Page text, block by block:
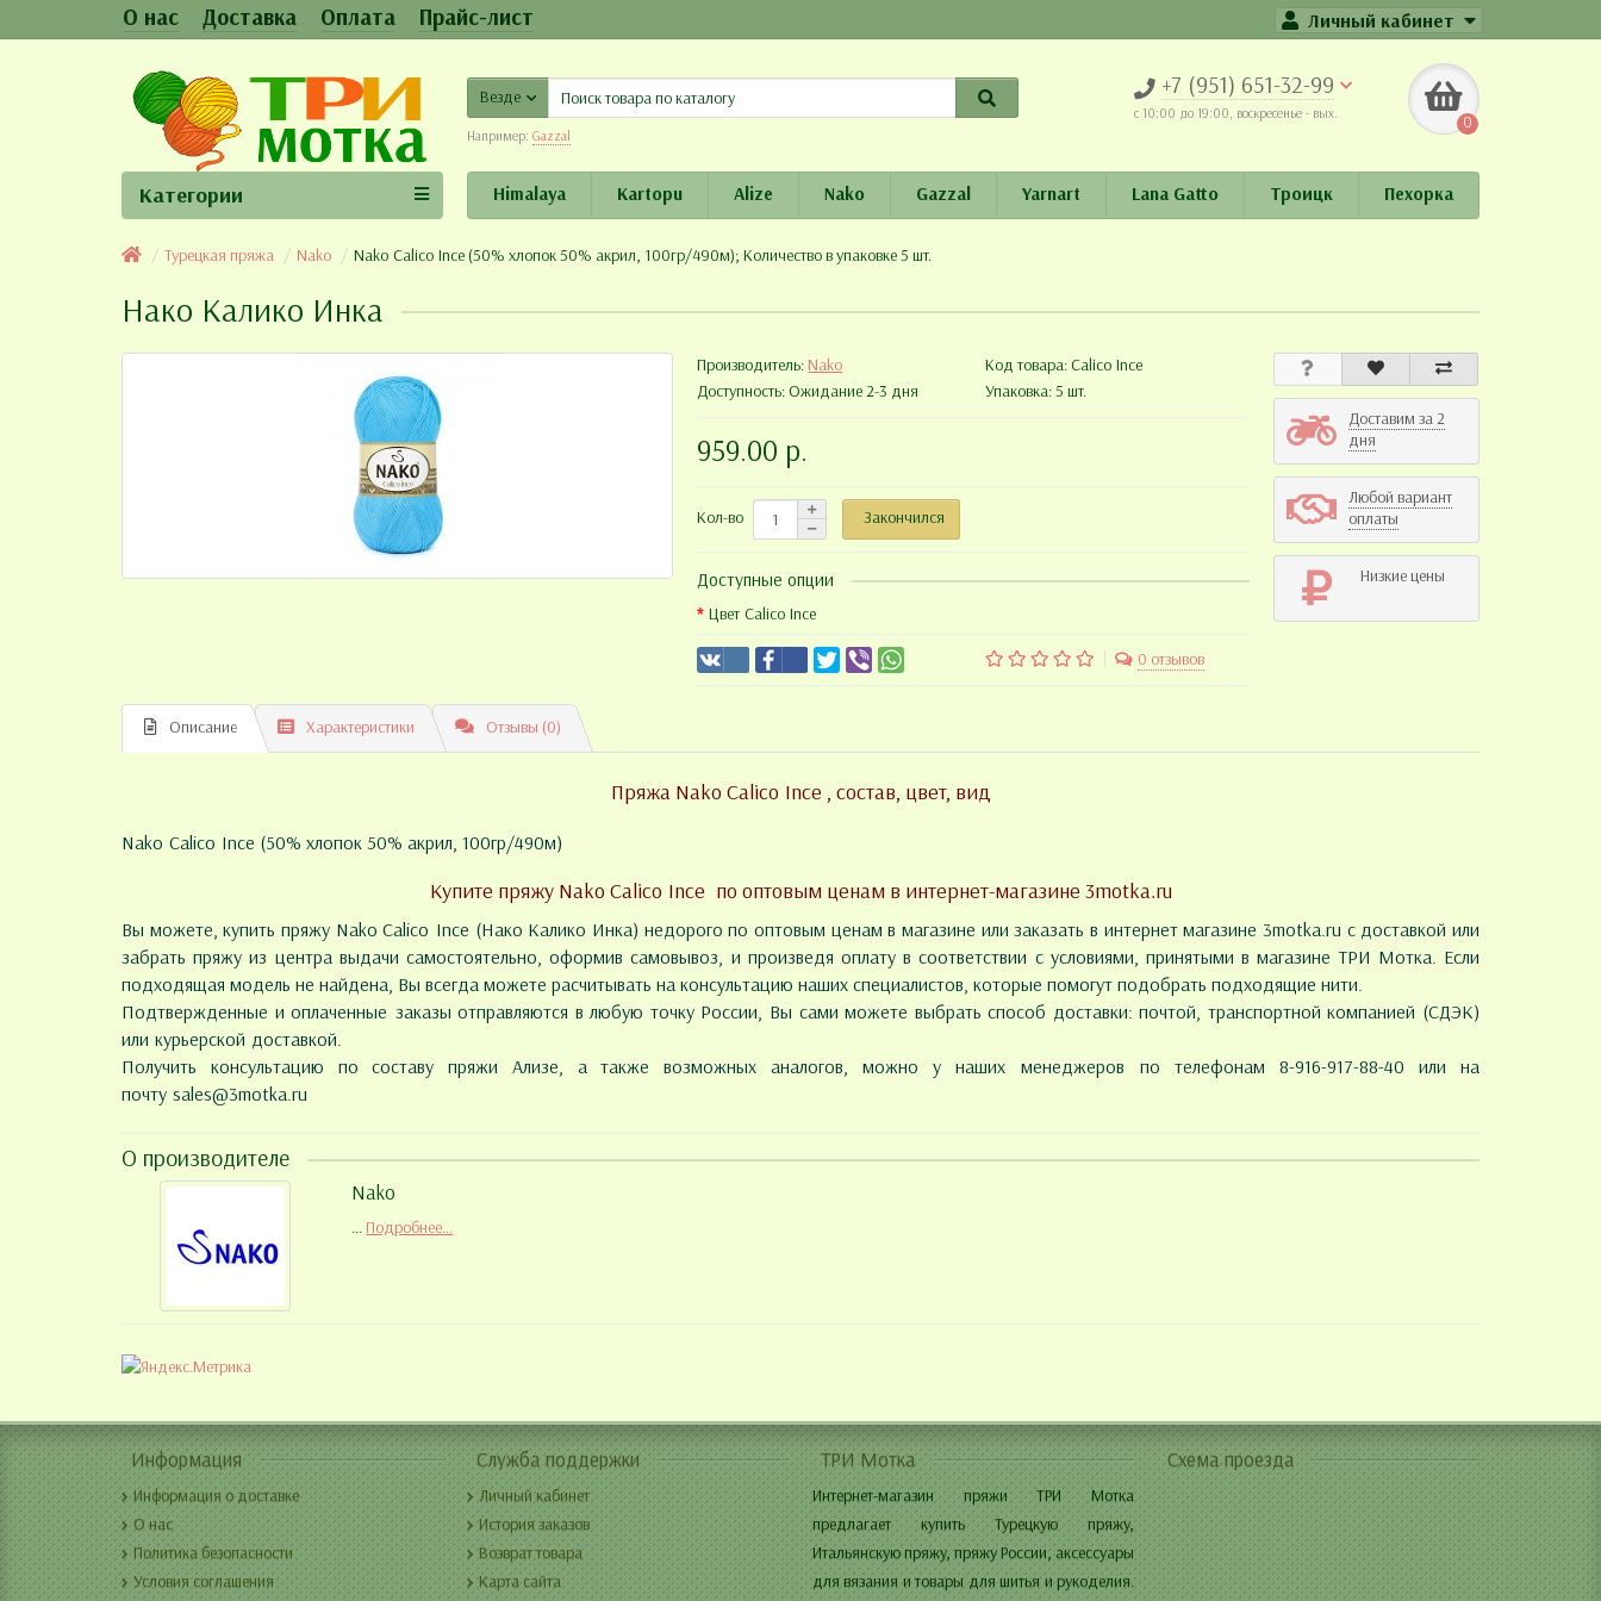
Личный кабинет
О нас Доставка Оплата Прайс-лист
+7 (951) 651-32-99
c 10:00 до 19:00, воскресенье - вых. 0
Везде
Например: Gazzal
Himalaya Kartopu Alize Nako Gazzal Yarnart Lana Gatto Троицк Пехорка
Категории
Турецкая пряжа Nako Nako Calico Ince (50% хлопок 50% акрил, 100гр/490м); Количество в упаковке 5 шт.
Нако Калико Инка
Производитель: Nako Код товара:Calico Ince
Доступность: Ожидание 2-3 дня
Упаковка: 5 шт.
959.00 р.
Кол-во Закончился
Доступные опции
Цвет Calico Ince
0 отзывов
Доставим за 2
дня
Любой вариант
оплаты
Низкие цены
Описание Характеристики Отзывы (0)
Пряжа Nako Calico Ince , состав, цвет, вид
Nako Calico Ince (50% хлопок 50% акрил, 100гр/490м)
Купите пряжу Nako Calico Ince по оптовым ценам в интернет-магазине 3motka.ru
Вы можете, купить пряжу Nako Calico Ince (Нако Калико Инка) недорого по оптовым ценам в магазине или заказать в интернет магазине 3motka.ru с доставкой или
забрать пряжу из центра выдачи самостоятельно, оформив самовывоз, и произведя оплату в соответствии с условиями, принятыми в магазине ТРИ Мотка. Если
подходящая модель не найдена, Вы всегда можете расчитывать на консультацию наших специалистов, которые помогут подобрать подходящие нити.
Подтвержденные и оплаченные заказы отправляются в любую точку России, Вы сами можете выбрать способ доставки: почтой, транспортной компанией (СДЭК)
или курьерской доставкой.
Получить консультацию по составу пряжи Ализе, а также возможных аналогов, можно у наших менеджеров по телефонам 8-916-917-88-40 или на
почту sales@3motka.ru
О производителе
Nako
... Подробнее...
Информация
Информация о доставке
О нас
Политика безопасности
Условия соглашения
Служба поддержки
Личный кабинет
История заказов
Возврат товара
Карта сайта
ТРИ Мотка
Интернет-магазин пряжи ТРИ Мотка
предлагает купить Турецкую пряжу,
Итальянскую пряжу, пряжу России, аксессуары
для вязания и товары для шитья и рукоделия.
Схема проезда